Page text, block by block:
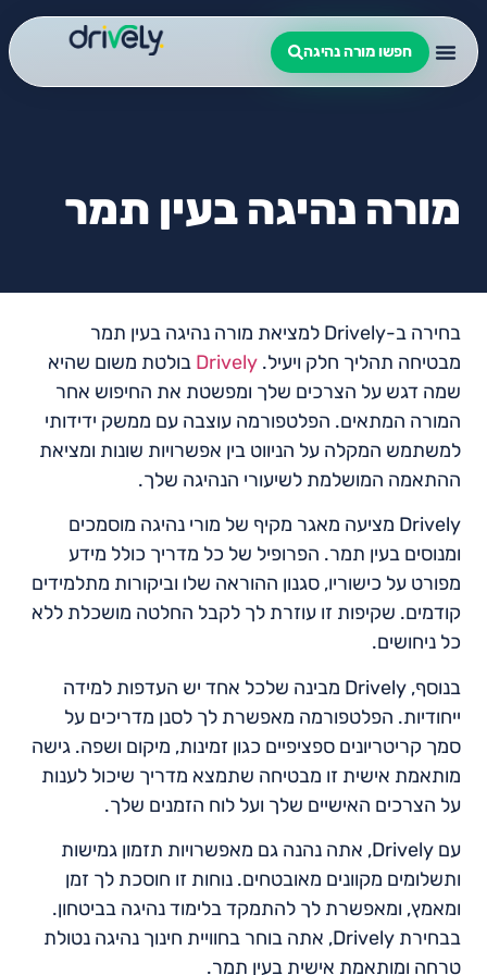
חפשו מורה נהיגה
מורה נהיגה בעין תמר
בחירה ב-Drively למציאת מורה נהיגה בעין תמר
מבטיחה תהליך חלק ויעיל. Drively בולטת משום שהיא
שמה דגש על הצרכים שלך ומפשטת את החיפוש אחר
המורה המתאים. הפלטפורמה עוצבה עם ממשק ידידותי
למשתמש המקלה על הניווט בין אפשרויות שונות ומציאת
ההתאמה המושלמת לשיעורי הנהיגה שלך.
Drively מציעה מאגר מקיף של מורי נהיגה מוסמכים
ומנוסים בעין תמר. הפרופיל של כל מדריך כולל מידע
מפורט על כישוריו, סגנון ההוראה שלו וביקורות מתלמידים
קודמים. שקיפות זו עוזרת לך לקבל החלטה מושכלת ללא
כל ניחושים.
בנוסף, Drively מבינה שלכל אחד יש העדפות למידה
ייחודיות. הפלטפורמה מאפשרת לך לסנן מדריכים על
סמך קריטריונים ספציפיים כגון זמינות, מיקום ושפה. גישה
מותאמת אישית זו מבטיחה שתמצא מדריך שיכול לענות
על הצרכים האישיים שלך ועל לוח הזמנים שלך.
עם Drively, אתה נהנה גם מאפשרויות תזמון גמישות
ותשלומים מקוונים מאובטחים. נוחות זו חוסכת לך זמן
ומאמץ, ומאפשרת לך להתמקד בלימוד נהיגה בביטחון.
בבחירת Drively, אתה בוחר בחוויית חינוך נהיגה נטולת
טרחה ומותאמת אישית בעין תמר.